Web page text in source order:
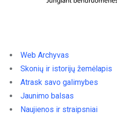
Web Archyvas
Skonių ir istorijų žemėlapis
Atrask savo galimybes
Jaunimo balsas
Naujienos ir straipsniai